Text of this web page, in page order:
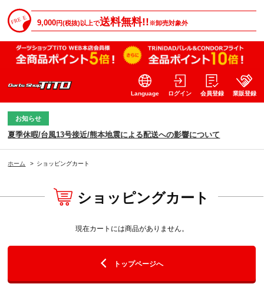
9,000円(税抜)以上で送料無料!!※卸売対象外
Language ログイン 会員登録 業販登録
お知らせ
夏季休暇/台風13号接近/熊本地震による配送への影響について
ホーム > ショッピングカート
ショッピングカート
現在カートには商品がありません。
トップページへ